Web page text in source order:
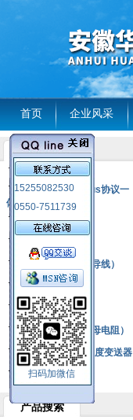
首页 企业风采
15255082530
0550-7511739
扫码加微信
产品列表
风电温度传感器
RS485通讯modbus协议一
体化现场智能仪表
热电偶
热电偶补偿电缆（导线）
振动传感器
热电阻
铂热电阻元件（云母电阻）
SBW系列一体化温度变送器
双金属温度计
产品搜索